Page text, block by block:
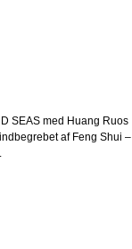
SEAS med Huang Ruos
af Feng Shui –